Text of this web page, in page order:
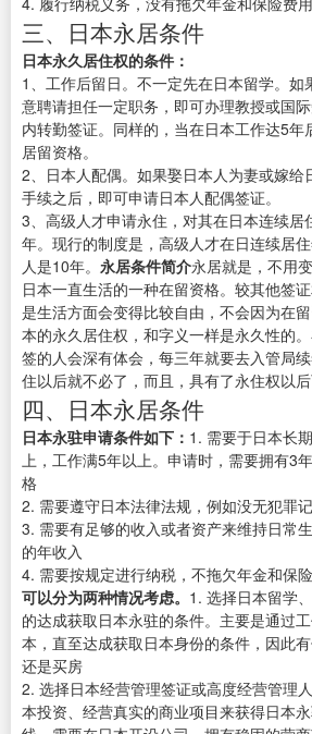
三、日本永居条件
日本永久居住权的条件：
1、工作后留日。不一定先在日本留学。如
意聘请担任一定职务，即可办理教授或国
内转勤签证。同样的，当在日本工作达5年
居留资格。
2、日本人配偶。如果娶日本人为妻或嫁给
手续之后，即可申请日本人配偶签证。
3、高级人才申请永住，对其在日本连续居
年。现行的制度是，高级人才在日连续居
人是10年。 永居条件简介永居就是，不用
日本一直生活的一种在留资格。较其他签
是生活方面会变得比较自由，不会因为在
本的永久居住权，和字义一样是永久性的
签的人会深有体会，每三年就要去入管局
住以后就不必了，而且，具有了永住权以后
四、日本永居条件
日本永驻申请条件如下： 1. 需要于日本长
上，工作满5年以上。申请时，需要拥有3
格
2. 需要遵守日本法律法规，例如没无犯罪
3. 需要有足够的收入或者资产来维持日常
的年收入
4. 需要按规定进行纳税，不拖欠年金和保险
可以分为两种情况考虑。 1. 选择日本留学
的达成获取日本永驻的条件。主要是通过
本，直至达成获取日本身份的条件，因此
还是买房
2. 选择日本经营管理签证或高度经营管理
本投资、经营真实的商业项目来获得日本